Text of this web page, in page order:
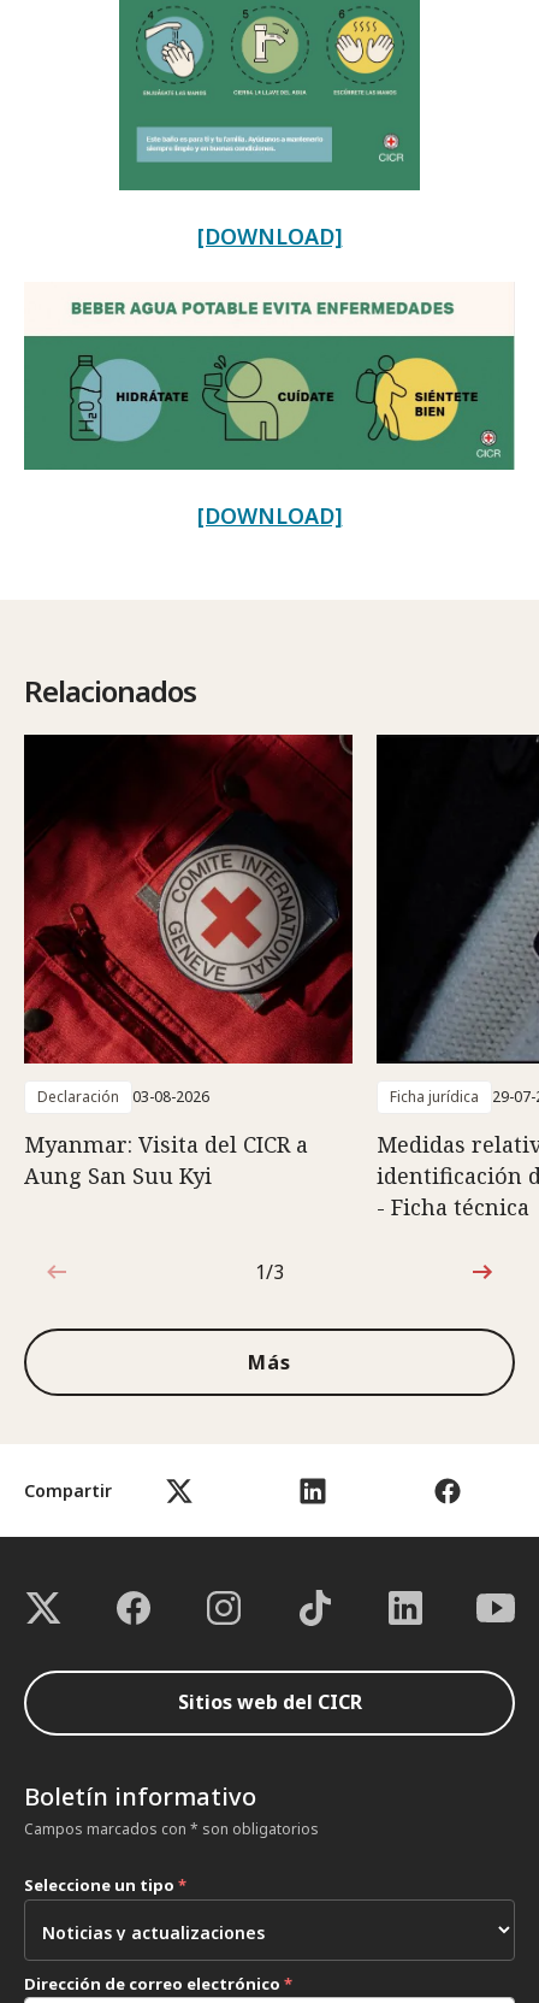
Compartir
[DOWNLOAD]
[DOWNLOAD]
Relacionados
Declaración 03-08-2026
Myanmar: Visita del CICR a
Aung San Suu Kyi
Ficha jurídica 29-
Medidas
identificación
- Ficha técnica
1de3
1/3
Más
Sitios web del CICR
Boletín informativo
Campos marcados con * son obligatorios
Seleccione un tipo *
Dirección de correo electrónico *